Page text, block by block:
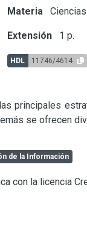
Materia
Extensión 1 p.
HDL 11746/4614
principales
se ofrecen
de la Información
con la licencia